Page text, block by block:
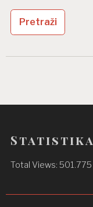
Statistika
Total Views:501.775